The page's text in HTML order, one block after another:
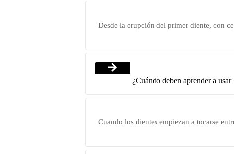
Desde la erupción del primer diente, con
¿Cuándo deben aprender a
Cuando los dientes empiezan a tocarse